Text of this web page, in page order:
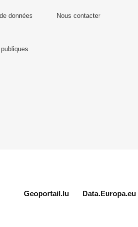
données
Nous contacter
Geoportail.lu Data.Europa.eu